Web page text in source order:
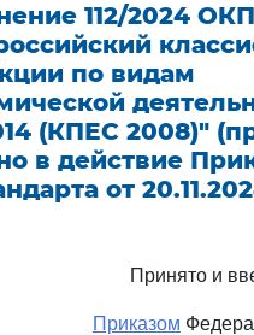
112/2024
по видам
(КПЕС 2008)"
в действие
от
Принято и
Приказом